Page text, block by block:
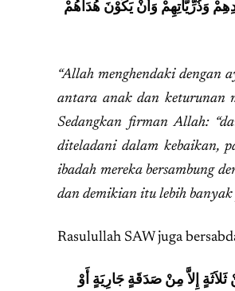
وَذُرِّيَّاتِهِمْ وَأَنْ يَكُوْنَ هُدَاهُمْ
“Allah menghendaki dengan
antara anak dan keturunan
Sedangkan firman Allah:
diteladani dalam kebaikan,
ibadah mereka bersambung
dan demikian itu lebih
Rasulullah SAW juga
إِلاَّ مِنْ صَدَقَةٍ جَارِيَةٍ أَوْ